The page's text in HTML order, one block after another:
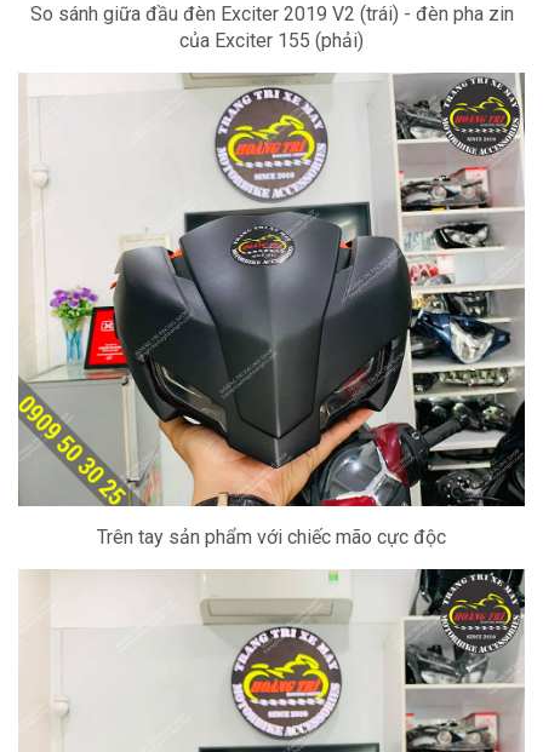
So sánh giữa đầu đèn Exciter 2019 V2 (trái) - đèn pha zin
của Exciter 155 (phải)
Trên tay sản phẩm với chiếc mão cực độc